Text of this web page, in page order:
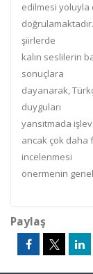
edilmesi yoluyla
şiirlerde
kalın seslilerin
sonuçlara
dayanarak,
duyguları
yansıtmada
ancak çok daha
incelenmesi
önermenin
Paylaş